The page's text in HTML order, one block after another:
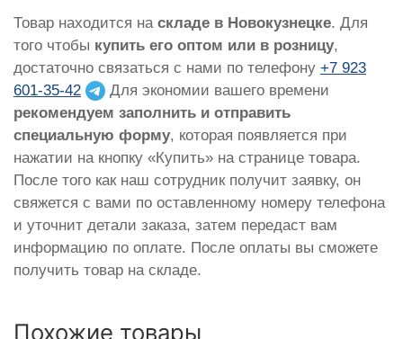
Товар находится на складе в Новокузнецке. Для
того чтобы купить его оптом или в розницу,
достаточно связаться с нами по телефону +7 923
601-35-42
Для экономии вашего времени
рекомендуем заполнить и отправить
специальную форму, которая появляется при
нажатии на кнопку «Купить» на странице товара.
После того как наш сотрудник получит заявку, он
свяжется с вами по оставленному номеру телефона
и уточнит детали заказа, затем передаст вам
информацию по оплате. После оплаты вы сможете
получить товар на складе.
Похожие товары